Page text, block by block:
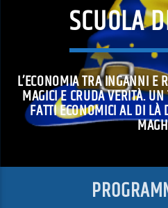
SCUOLA
L’ECONOMIA TRA INGANNI E
MAGICI E CRUDA VERITÀ.
FATTI ECONOMICI AL DI